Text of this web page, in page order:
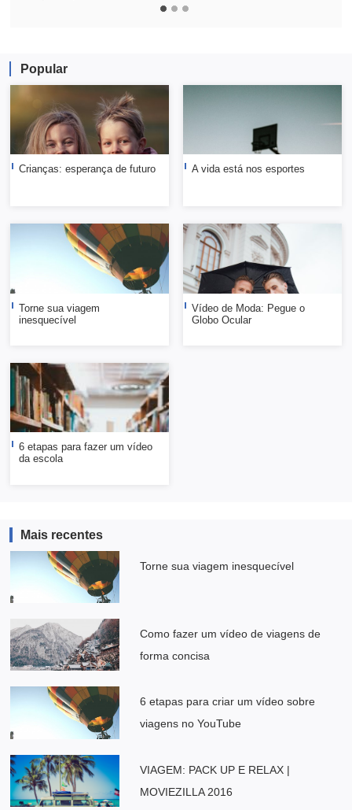
Popular
Crianças: esperança de futuro A vida está nos esportes
Torne sua viagem
inesquecível
Vídeo de Moda: Pegue o
Globo Ocular
6 etapas para fazer um vídeo
da escola
Mais recentes
Torne sua viagem inesquecível
Como fazer um vídeo de viagens de
forma concisa
6 etapas para criar um vídeo sobre
viagens no YouTube
VIAGEM: PACK UP E RELAX |
MOVIEZILLA 2016